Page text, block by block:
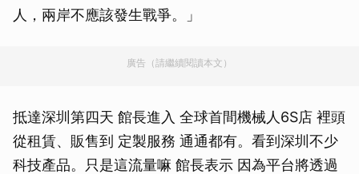
人，兩岸不應該發生戰爭。」
廣告（請繼續閱讀本文）
抵達深圳第四天 館長進入 全球首間機械人6S店 裡頭
從租賃、販售到 定製服務 通通都有。看到深圳不少
科技產品。只是這流量嘛 館長表示 因為平台將透過